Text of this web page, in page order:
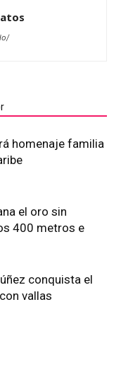
homenaje familia
el oro sin
400 metros e
conquista el
vallas